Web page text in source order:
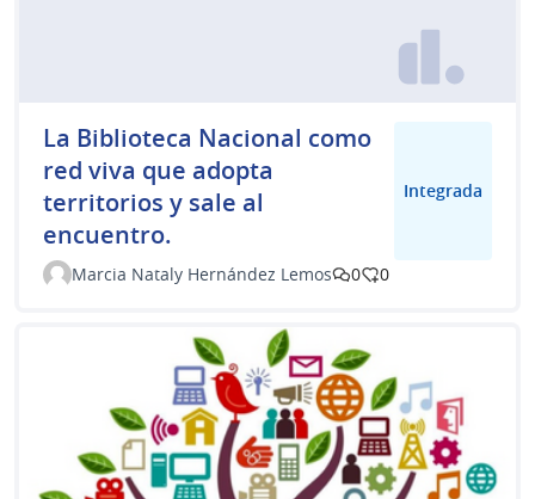
La Biblioteca Nacional como
red viva que adopta
territorios y sale al
encuentro.
Integrada
Marcia Nataly Hernández Lemos 0 0